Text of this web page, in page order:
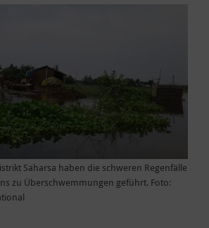
Saharsa haben die schweren Regenfälle
zu Überschwemmungen geführt. Foto: